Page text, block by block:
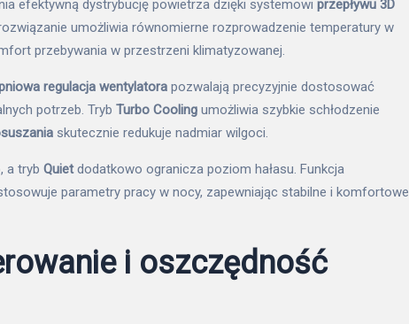
efektywną dystrybucję powietrza dzięki systemowi przepływu 3D
umożliwia równomierne rozprowadzenie temperatury w
przebywania w przestrzeni klimatyzowanej.
regulacja wentylatora pozwalają precyzyjnie dostosować
potrzeb. Tryb Turbo Cooling umożliwia szybkie schłodzenie
skutecznie redukuje nadmiar wilgoci.
a tryb Quietdodatkowo ogranicza poziom hałasu. Funkcja
parametry pracy w nocy, zapewniając stabilne i komfortowe
i oszczędność